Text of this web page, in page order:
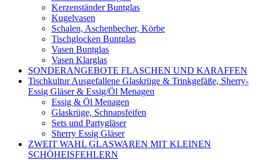
Kerzenständer Buntglas
Kugelvasen
Schalen, Aschenbecher, Körbe
Tischglocken Buntglas
Vasen Buntglas
Vasen Klarglas
SONDERANGEBOTE FLASCHEN UND KARAFFEN
Tischkultur Ausgefallene Glaskrüge & Trinkgefäße, Sherry-
Essig Gläser & Essig/Öl Menagen
Essig & Öl Menagen
Glaskrüge, Schnapsfeifen
Sets und Partygläser
Sherry Essig Gläser
ZWEIT WAHL GLASWAREN MIT KLEINEN
SCHÖHEISFEHLERN